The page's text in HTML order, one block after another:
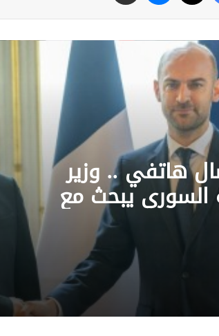
هاتفي .. وزير
السوري يبحث مع
آخر التطورات.